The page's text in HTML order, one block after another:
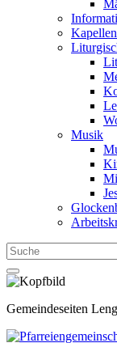
Musik
Gemeindeseiten